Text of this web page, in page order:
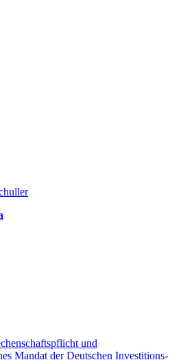
und
Mandat der Deutschen Investitions-